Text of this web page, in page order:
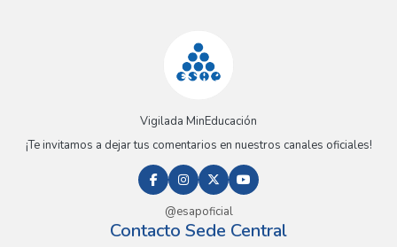
Vigilada MinEducación
¡Te invitamos a dejar tus comentarios en nuestros canales oficiales!
@esapoficial
Contacto Sede Central